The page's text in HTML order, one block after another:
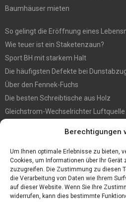
Berechtigungen
Um Ihnen optimale Erlebnisse zu bieten,
Cookies, um Informationen über Ihr
zuzugreifen. Die Zustimmung zu diesen
die Verarbeitung von Daten wie Ihrem
auf dieser Website. Wenn Sie Ihre
widerrufen, kann dies bestimmte
Baumhäuser mieten
So gelingt die Eröffnung eines
Wie teuer ist ein Staketenzaun?
Sport BH mit starkem Halt
Die häufigsten Defekte bei
Über den Fennek-Fuchs
Die besten Schreibtische aus Holz
Gleichstrom-Wechselrichter
Befall vorbeugen? So werden Sie
Ein Convoi Exceptionnel gehört in